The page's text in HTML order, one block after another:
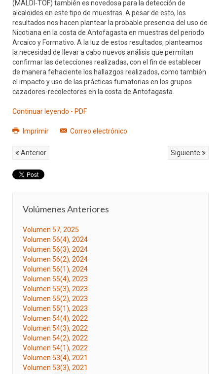
(MALDI-TOF) también es novedosa para la detección de
alcaloides en este tipo de muestras. A pesar de esto, los
resultados nos hacen plantear la probable presencia del uso de
Nicotiana en la costa de Antofagasta en muestras del periodo
Arcaico y Formativo. A la luz de estos resultados, planteamos
la necesidad de llevar a cabo nuevos análisis que permitan
confirmar las detecciones realizadas, con el fin de establecer
de manera fehaciente los hallazgos realizados, como también
el impacto y uso de las prácticas fumatorias en los grupos
cazadores-recolectores en la costa de Antofagasta.
Continuar leyendo - PDF
Imprimir Correo electrónico
Anterior Siguiente
Volúmenes Anteriores
Volumen 57, 2025
Volumen 56(4), 2024
Volumen 56(3), 2024
Volumen 56(2), 2024
Volumen 56(1), 2024
Volumen 55(4), 2023
Volumen 55(3), 2023
Volumen 55(2), 2023
Volumen 55(1), 2023
Volumen 54(4), 2022
Volumen 54(3), 2022
Volumen 54(2), 2022
Volumen 54(1), 2022
Volumen 53(4), 2021
Volumen 53(3), 2021